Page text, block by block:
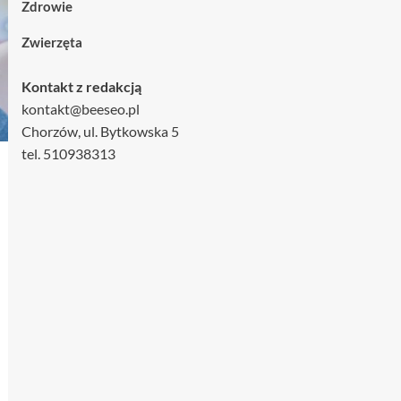
Zdrowie
Zwierzęta
Kontakt z redakcją
kontakt@beeseo.pl
Chorzów, ul. Bytkowska 5
tel. 510938313